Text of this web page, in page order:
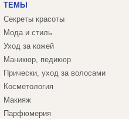
ТЕМЫ
Секреты красоты
Мода и стиль
Уход за кожей
Маникюр, педикюр
Прически, уход за волосами
Косметология
Макияж
Парфюмерия